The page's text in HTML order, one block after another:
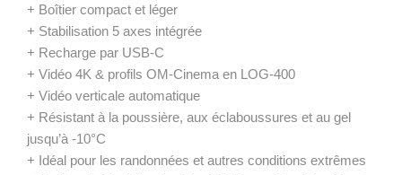
+ Boîtier compact et léger
+ Stabilisation 5 axes intégrée
+ Recharge par USB-C
+ Vidéo 4K & profils OM-Cinema en LOG-400
+ Vidéo verticale automatique
+ Résistant à la poussière, aux éclaboussures et au gel
jusqu’à -10°C
+ Idéal pour les randonnées et autres conditions extrêmes